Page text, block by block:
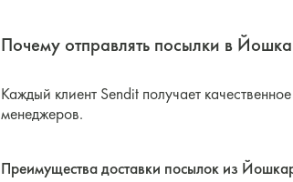
Почему отправлять посылки в
Каждый клиент Sendit получает
менеджеров.
Преимущества доставки посылок из